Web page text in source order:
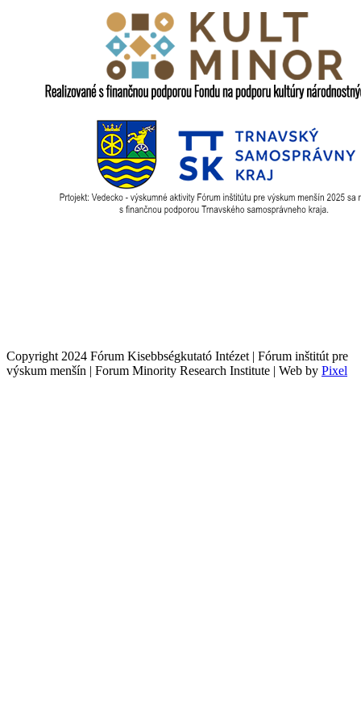
Copyright 2024 Fórum Kisebbségkutató Intézet | Fórum inštitút pre
výskum menšín | Forum Minority Research Institute | Web by Pixel